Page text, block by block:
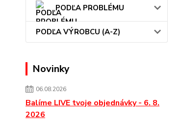
PODĽA PROBLÉMU
PODĽA VÝROBCU (A-Z)
Novinky
06.08.2026
Balíme LIVE tvoje objednávky - 6. 8.
2026